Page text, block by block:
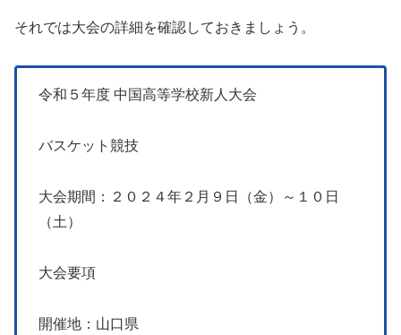
それでは大会の詳細を確認しておきましょう。
令和５年度 中国高等学校新人大会
バスケット競技
大会期間：２０２４年２月９日（金）～１０日
（土）
大会要項
開催地：山口県